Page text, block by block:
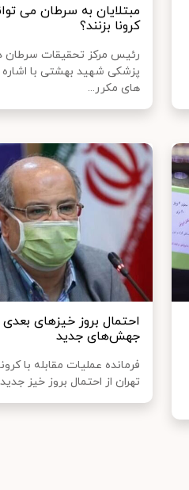
مبتلایان به سرطان می
کرونا بزنند؟
رئیس مرکز تحقیقات سرطان
پزشکی شهید بهشتی با
های مکرر...
احتمال بروز خیزهای بعدی
جهش‌های جدید
فرمانده عملیات مقابله با
تهران از احتمال بروز خیز جدید